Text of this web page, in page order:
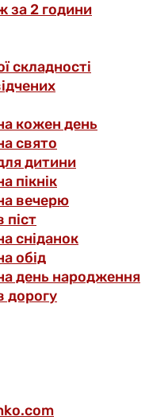
за 2 години
складності
кожен день
свято
дитини
пікнік
вечерю
піст
сніданок
обід
день народження
дорогу